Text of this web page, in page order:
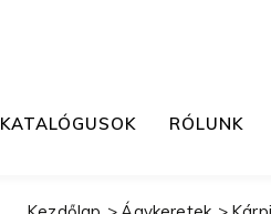
KATALÓGUSOK RÓLUNK